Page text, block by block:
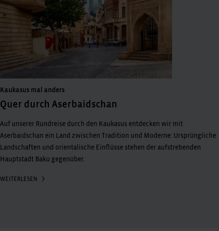
Kaukasus mal anders
Quer durch Aserbaidschan
Auf unserer Rundreise durch den Kaukasus entdecken wir mit
Aserbaidschan ein Land zwischen Tradition und Moderne: Ursprüngliche
Landschaften und orientalische Einflüsse stehen der aufstrebenden
Hauptstadt Baku gegenüber.
WEITERLESEN